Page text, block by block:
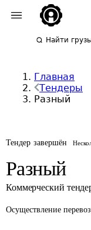
Найти
Главная
Тендеры
Разный
Тендер завершён
Разный
Коммерческий
Осуществление